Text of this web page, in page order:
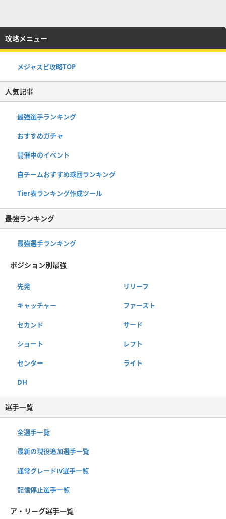
攻略メニュー
メジャスピ攻略TOP
人気記事
最強選手ランキング
おすすめガチャ
開催中のイベント
自チームおすすめ球団ランキング
Tier表ランキング作成ツール
最強ランキング
最強選手ランキング
ポジション別最強
先発 リリーフ
キャッチャー ファースト
セカンド サード
ショート レフト
センター ライト
DH
選手一覧
全選手一覧
最新の現役追加選手一覧
通常グレードⅣ選手一覧
配信停止選手一覧
ア・リーグ選手一覧